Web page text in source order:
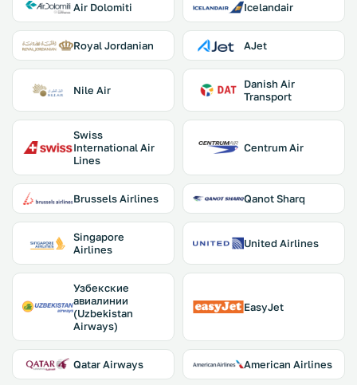
Air Dolomiti Icelandair
Royal Jordanian AJet
Nile Air
Danish Air
Transport
Swiss
International Air
Lines
Centrum Air
Brussels Airlines Qanot Sharq
Singapore
Airlines
United Airlines
Узбекские
авиалинии
(Uzbekistan
Airways)
EasyJet
Qatar Airways American Airlines